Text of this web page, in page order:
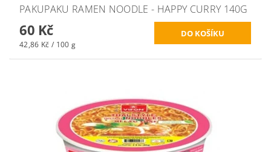
PAKUPAKU RAMEN NOODLE - HAPPY CURRY 140G
60 Kč
42,86 Kč / 100 g